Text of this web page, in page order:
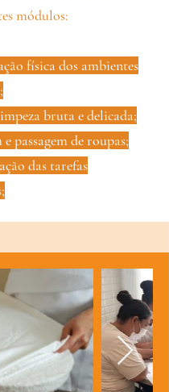
módulos:
física dos ambientes
bruta e delicada;
e passagem de roupas;
das tarefas